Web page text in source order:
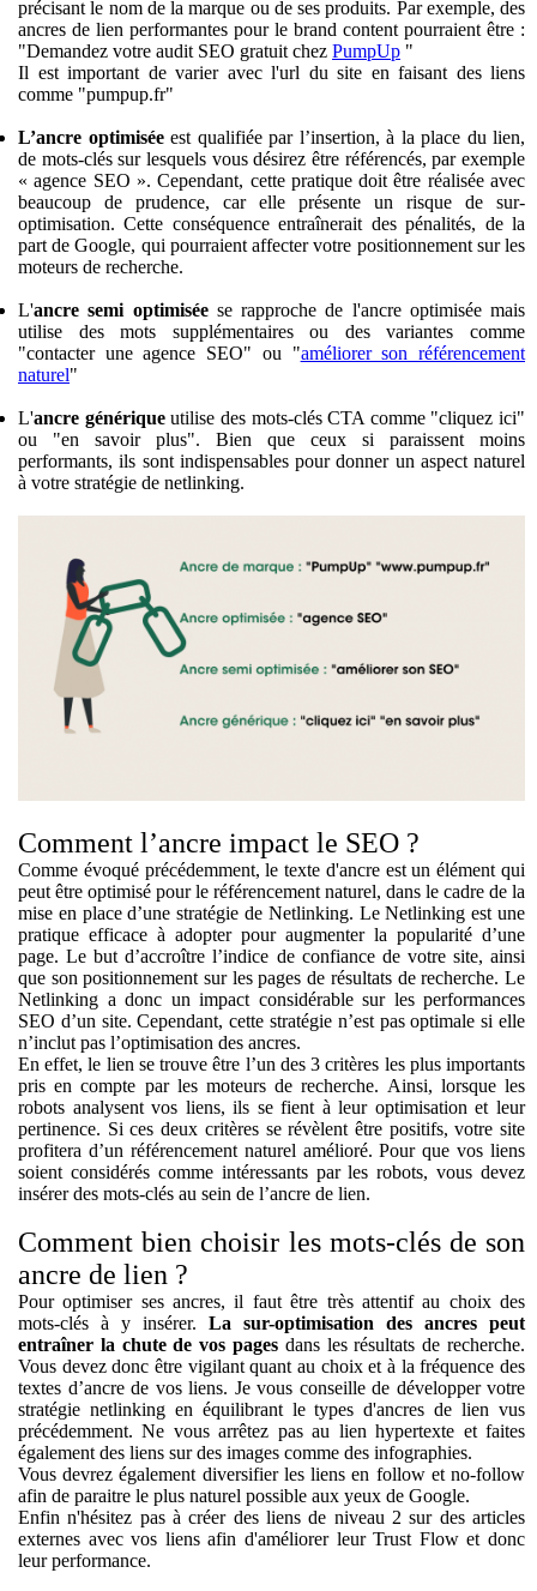
précisant le nom de la marque ou de ses produits. Par exemple, des
ancres de lien performantes pour le brand content pourraient être :
"Demandez votre audit SEO gratuit chez PumpUp "
Il est important de varier avec l'url du site en faisant des liens
comme "pumpup.fr"
L’ancre optimiséeest qualifiée par l’insertion, à la place du lien,
de mots-clés sur lesquels vous désirez être référencés, par exemple
« agence SEO ». Cependant, cette pratique doit être réalisée avec
beaucoup de prudence, car elle présente un risque de sur-
optimisation. Cette conséquence entraînerait des pénalités, de la
part de Google, qui pourraient affecter votre positionnement sur les
moteurs de recherche.
L'ancre semi optimiséese rapproche de l'ancre optimisée mais
utilise des mots supplémentaires ou des variantes comme
"contacter une agence SEO" ou "améliorer son référencement
naturel"
L'ancre génériqueutilise des mots-clés CTA comme "cliquez ici"
ou "en savoir plus". Bien que ceux si paraissent moins
performants, ils sont indispensables pour donner un aspect naturel
à votre stratégie de netlinking.
Comment l’ancre impact le SEO ?
Comme évoqué précédemment, le texte d'ancre est un élément qui
peut être optimisé pour le référencement naturel, dans le cadre de la
mise en place d’une stratégie de Netlinking. Le Netlinking est une
pratique efficace à adopter pour augmenter la popularité d’une
page. Le but d’accroître l’indice de confiance de votre site, ainsi
que son positionnement sur les pages de résultats de recherche. Le
Netlinking a donc un impact considérable sur les performances
SEO d’un site. Cependant, cette stratégie n’est pas optimale si elle
n’inclut pas l’optimisation des ancres.
En effet, le lien se trouve être l’un des 3 critères les plus importants
pris en compte par les moteurs de recherche. Ainsi, lorsque les
robots analysent vos liens, ils se fient à leur optimisation et leur
pertinence. Si ces deux critères se révèlent être positifs, votre site
profitera d’un référencement naturel amélioré. Pour que vos liens
soient considérés comme intéressants par les robots, vous devez
insérer des mots-clés au sein de l’ancre de lien.
Comment bien choisir les mots-clés de son
ancre de lien ?
Pour optimiser ses ancres, il faut être très attentif au choix des
mots-clés à y insérer. La sur-optimisation des ancres peut
entraîner la chute de vos pages dans les résultats de recherche.
Vous devez donc être vigilant quant au choix et à la fréquence des
textes d’ancre de vos liens. Je vous conseille de développer votre
stratégie netlinking en équilibrant le types d'ancres de lien vus
précédemment. Ne vous arrêtez pas au lien hypertexte et faites
également des liens sur des images comme des infographies.
Vous devrez également diversifier les liens en follow et no-follow
afin de paraitre le plus naturel possible aux yeux de Google.
Enfin n'hésitez pas à créer des liens de niveau 2 sur des articles
externes avec vos liens afin d'améliorer leur Trust Flow et donc
leur performance.